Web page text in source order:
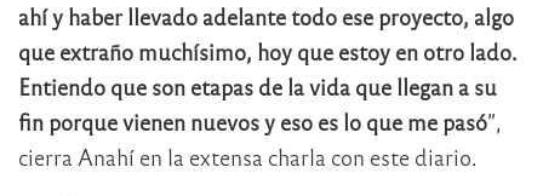
ahí y haber llevado adelante todo ese proyecto, algo
que extraño muchísimo, hoy que estoy en otro lado.
Entiendo que son etapas de la vida que llegan a su
fin porque vienen nuevos y eso es lo que me pasó”,
cierra Anahí en la extensa charla con este diario.